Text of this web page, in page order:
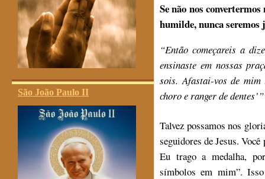
São João Paulo II
Se não nos
humilde, nunca seremos
“Então começareis a
ensinaste em nossas
sois. Afastai-vos de
choro e ranger de dentes’”
Talvez possamos nos
seguidores de Jesus.
Eu trago a medalha,
símbolos em mim”.